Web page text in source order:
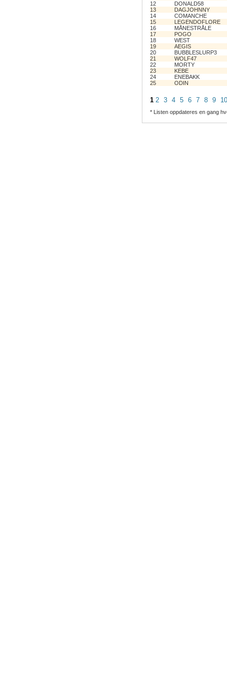
12
DONALD58
13
DAGJOHNNY
14
COMANCHE
15
LEGENDOFLORE
16
MÅNESTRÅLE
17
POGO
18
WEST
19
AEGIS
20
BUBBLESLURP3
21
WOLF47
22
MORTY
23
KEBE
24
ENEBAKK
25
ODIN
1 2 3 4 5 6 7 8 9 10
* Listen oppdateres en gang